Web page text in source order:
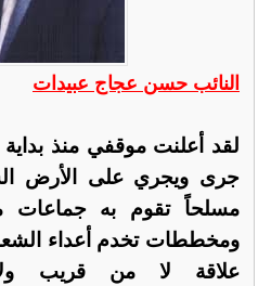
النائب حسن عجاج عبيدات
لقد أعلنت موقفي منذ بداية
جرى ويجري على الأرض
مسلحاً تقوم به جماعات
ومخططات تخدم أعداء
علاقة لا من قريب